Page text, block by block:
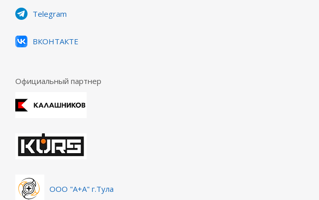
Telegram
ВКОНТАКТЕ
Официальный партнер
ООО "А+А" г.Тула